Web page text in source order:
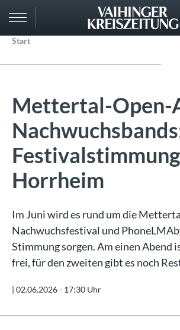
Start
Mettertal-Open-
Horrheim
Im Juni wird es rund um die
Nachwuchsfestival und
Stimmung sorgen. Am einen Abend
frei, für den zweiten gibt es noch
| 02.06.2026 - 17:30 Uhr